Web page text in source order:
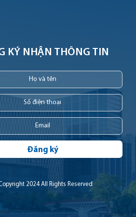
KÝ NHẬN THÔNG TIN
Đăng ký
2024 All Rights Reserved